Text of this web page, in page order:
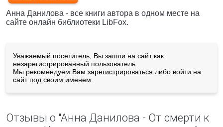
Анна Данилова - все книги автора в одном месте на
сайте онлайн библиотеки LibFox.
Уважаемый посетитель, Вы зашли на сайт как
незарегистрированный пользователь.
Мы рекомендуем Вам зарегистрироваться либо войти на
сайт под своим именем.
Отзывы о "Анна Данилова - От смерти к